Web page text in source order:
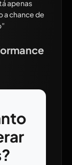
apenas
a chance de